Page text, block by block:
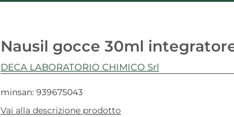
Nausil gocce 30ml
DECA LABORATORIO CHIMICO Srl
minsan: 939675043
Vai alla descrizione prodotto